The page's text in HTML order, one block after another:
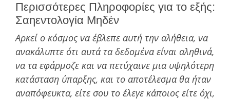
Περισσότερες Πληροφορίες για το εξής:
Σαηεντολογία Μηδέν
Αρκεί ο κόσμος να έβλεπε αυτή την αλήθεια, να
ανακάλυπτε ότι αυτά τα δεδομένα είναι αληθινά,
να τα εφάρμοζε και να πετύχαινε μια υψηλότερη
κατάσταση ύπαρξης, και το αποτέλεσμα θα ήταν
αναπόφευκτα, είτε σου το έλεγε κάποιος είτε όχι,